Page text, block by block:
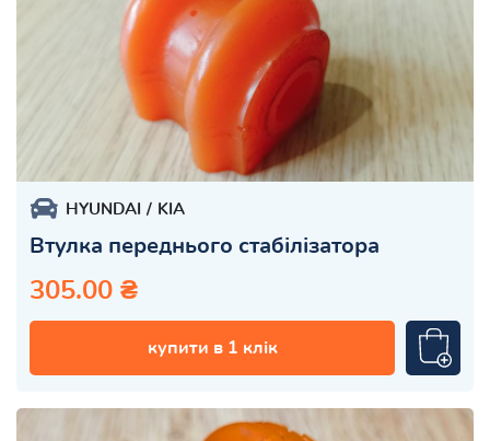
HYUNDAI KIA
Втулка переднього стабілізатора
305.00 ₴
купити в 1 клік